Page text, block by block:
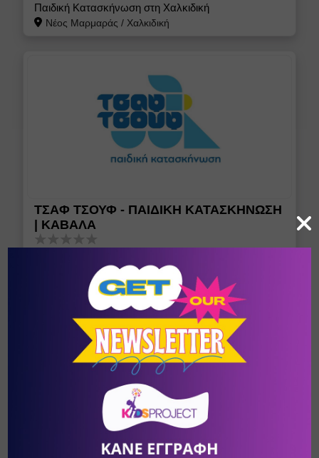
Παιδική Κατασκήνωση στη Χαλκιδική
Νέος Μαρμαράς / Χαλκιδική
ΤΣΑΦ ΤΣΟΥΦ - ΠΑΙΔΙΚΗ ΚΑΤΑΣΚΗΝΩΣΗ
| ΚΑΒΑΛΑ
Ορφάνι Καβάλας/ Καβάλα